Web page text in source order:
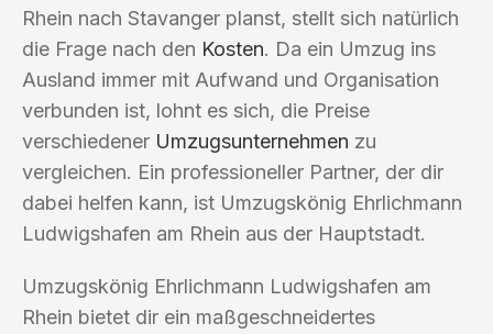
Rhein nach Stavanger planst, stellt sich natürlich
die Frage nach den Kosten. Da ein Umzug ins
Ausland immer mit Aufwand und Organisation
verbunden ist, lohnt es sich, die Preise
verschiedener Umzugsunternehmen zu
vergleichen. Ein professioneller Partner, der dir
dabei helfen kann, ist Umzugskönig Ehrlichmann
Ludwigshafen am Rhein aus der Hauptstadt.
Umzugskönig Ehrlichmann Ludwigshafen am
Rhein bietet dir ein maßgeschneidertes